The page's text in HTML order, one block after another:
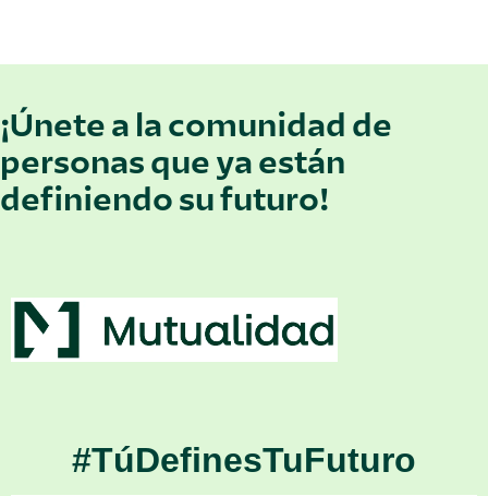
¡Únete a la comunidad de
personas que ya están
definiendo su futuro!